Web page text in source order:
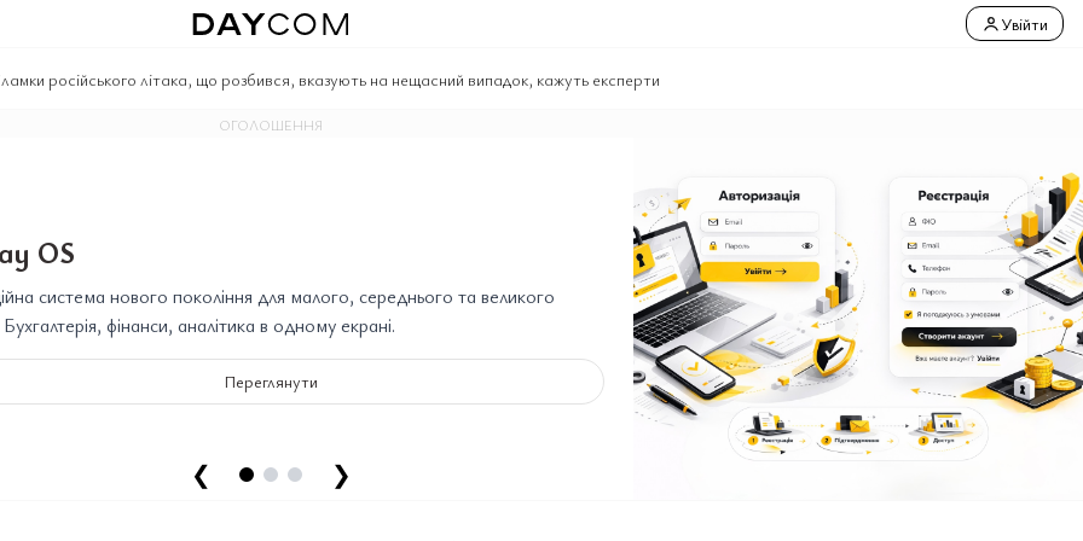
Увійти
російського літака, що розбився, вказують на нещасний випадок, кажуть експерти
ОГОЛОШЕННЯ
OS
система нового покоління для малого, середнього та великого
Бухгалтерія, фінанси, аналітика в одному екрані.
Переглянути
❮ ❯